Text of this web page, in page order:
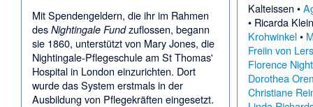
Mit Spendengeldern, die ihr im Rahmen
des Nightingale Fundzuflossen, begann
sie 1860, unterstützt von Mary Jones, die
Nightingale-Pflegeschule am St Thomas'
Hospital in London einzurichten. Dort
wurde das System erstmals in der
Ausbildung von Pflegekräften eingesetzt.
Kalteissen •
• Ricarda Klein
Krohwinkel•
Freiin von
Florence
Dorothea
Christiane